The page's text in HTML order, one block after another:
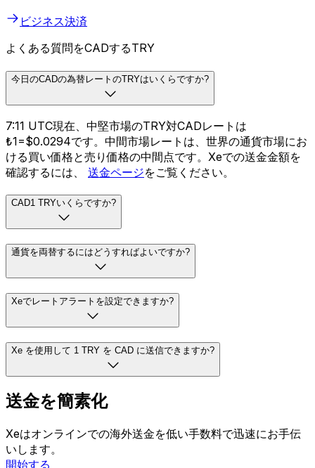
ビジネス決済
よくある質問をCADするTRY
今日のCADの為替レートのTRYはいくらですか?
7:11 UTC現在、中堅市場のTRY対CADレートは
₺1=$0.0294です。中間市場レートは、世界の通貨市場にお
ける買い価格と売り価格の中間点です。Xeでの送金金額を
確認するには、 送金ページをご覧ください。
CAD1 TRYいくらですか?
通貨を両替するにはどうすればよいですか?
Xeでレートアラートを設定できますか?
Xe を使用して 1 TRY を CAD に送信できますか?
送金を簡素化
Xeはオンラインでの海外送金を低い手数料で迅速にお手伝
いします。
開始する